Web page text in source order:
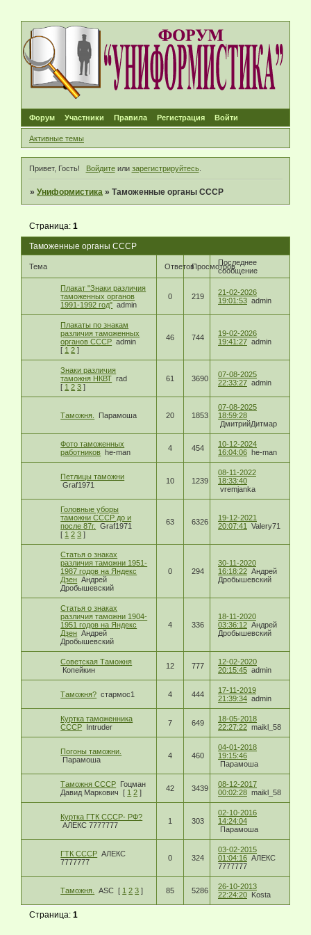
Форум Участники Правила Регистрация Войти
Активные темы
Привет, Гость! Войдитеили зарегистрируйтесь.
»Униформистика »Таможенные органы СССР
Таможенные органы СССР
Страница:1
Тема ОтветовПросмотровПоследнее
сообщение
Плакат "Знаки различия
таможенных органов
1991-1992 год" admin
0 219
21-02-2026
19:01:53 admin
Плакаты по знакам
различия таможенных
органов СССР admin
[ 1 2 ]
46 744
19-02-2026
19:41:27 admin
Знаки различия
таможня НКВТ rad
[ 1 2 3 ]
61 3690
07-08-2025
22:33:27 admin
Таможня. Парамоша 20 1853
07-08-2025
18:59:28
ДмитрийДитмар
Фото таможенных
работников he-man 4 454
10-12-2024
16:04:06 he-man
Петлицы таможни
Graf1971
10 1239
08-11-2022
18:33:40
vremjanka
Головные уборы
таможни СССР до и
после 87г.
Graf1971
[ 1 2 3 ]
63 6326
19-12-2021
20:07:41
Valery71
Статья о знаках
различия таможни 1951-
1987 годов на Яндекс
Дзен Андрей
Дробышевский
0 294
30-11-2020
16:18:22 Андрей
Дробышевский
Статья о знаках
различия таможни 1904-
1951 годов на Яндекс
Дзен Андрей
Дробышевский
4 336
18-11-2020
03:36:12 Андрей
Дробышевский
Советская Таможня
Копейкин
12 777
12-02-2020
20:15:45 admin
Таможня? стармос1 4 444
17-11-2019
21:39:34 admin
Куртка таможенника
СССР Intruder 7 649
18-05-2018
22:27:22 maikl_58
Погоны таможни.
Парамоша
4 460
04-01-2018
19:15:46
Парамоша
Таможня СССР Гоцман
Давид Маркович
[ 1 2 ] 42 3439
08-12-2017
00:02:28 maikl_58
Куртка ГТК СССР- РФ?
АЛЕКС 7777777
1 303
02-10-2016
14:24:04
Парамоша
ГТК СССР АЛЕКС
7777777
0 324
03-02-2015
01:04:16 АЛЕКС
7777777
Таможня. ASC [ 1 2 3 ] 85 5286
26-10-2013
22:24:20 Kosta
Страница:1